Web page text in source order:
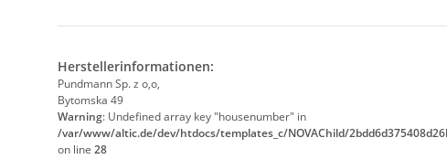
Herstellerinformationen:
Pundmann Sp. z o,o,
Bytomska 49
Warning: Undefined array key "housenumber" in
/var/www/altic.de/dev/htdocs/templates_c/NOVAChild/
on line 28